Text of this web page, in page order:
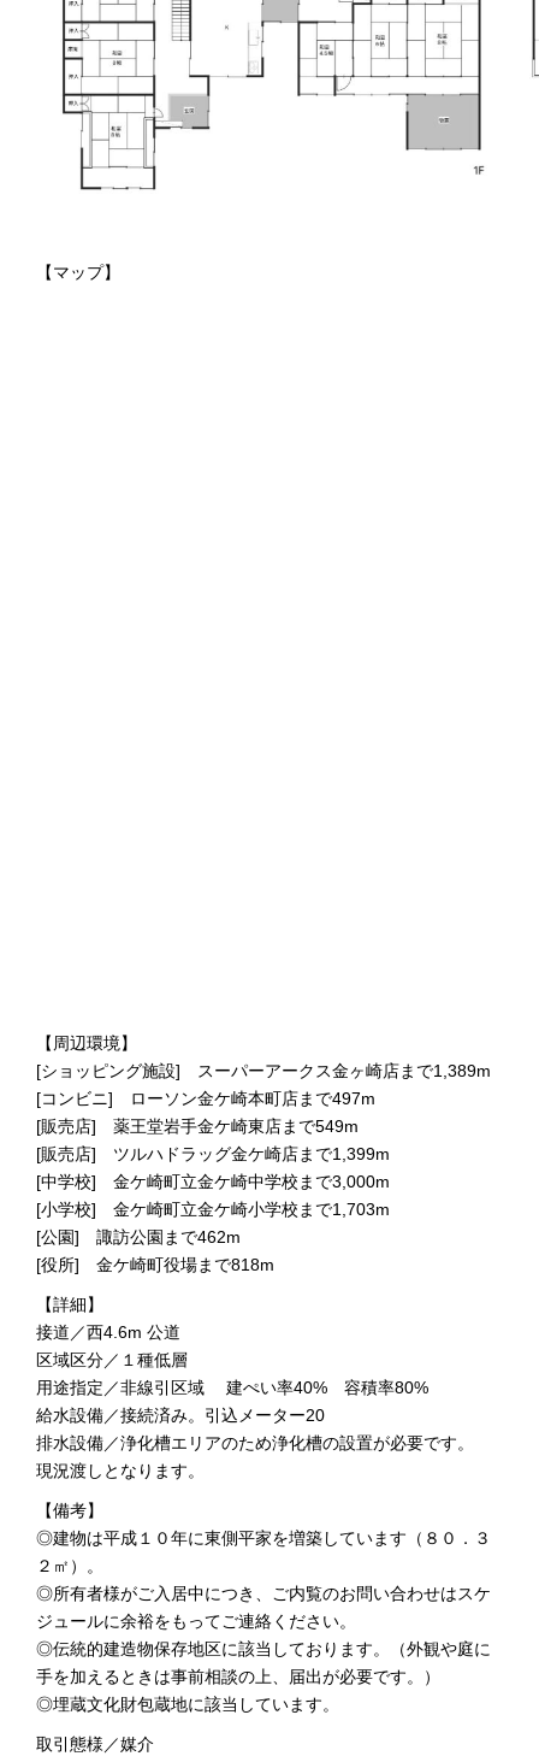
【マップ】
【周辺環境】
[ショッピング施設] スーパーアークス金ヶ崎店まで1,389m
[コンビニ] ローソン金ケ崎本町店まで497m
[販売店] 薬王堂岩手金ケ崎東店まで549m
[販売店] ツルハドラッグ金ケ崎店まで1,399m
[中学校] 金ケ崎町立金ケ崎中学校まで3,000m
[小学校] 金ケ崎町立金ケ崎小学校まで1,703m
[公園] 諏訪公園まで462m
[役所] 金ケ崎町役場まで818m
【詳細】
接道／西4.6m 公道
区域区分／１種低層
用途指定／非線引区域 建ぺい率40% 容積率80%
給水設備／接続済み。引込メーター20
排水設備／浄化槽エリアのため浄化槽の設置が必要です。
現況渡しとなります。
【備考】
◎建物は平成１０年に東側平家を増築しています（８０．３
２㎡）。
◎所有者様がご入居中につき、ご内覧のお問い合わせはスケ
ジュールに余裕をもってご連絡ください。
◎伝統的建造物保存地区に該当しております。（外観や庭に
手を加えるときは事前相談の上、届出が必要です。）
◎埋蔵文化財包蔵地に該当しています。
取引態様／媒介